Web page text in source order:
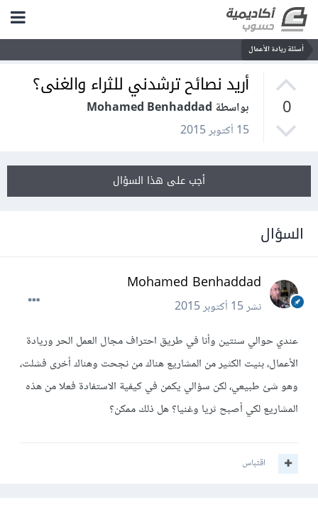
أسئلة ريادة الأعمال
0
أريد نصائح ترشدني للثراء والغنى؟
بواسطة Mohamed Benhaddad
15 أكتوبر 2015
أجب على هذا السؤال
السؤال
Mohamed Benhaddad
نشر15 أكتوبر 2015
عندي حوالي سنتين وأنا في طريق احتراف مجال العمل الحر وريادة
الأعمال، بنيت الكثير من المشاريع هناك من نجحت وهناك أخرى فشلت،
وهو شئ طبيعي، لكن سؤالي يكمن في كيفية الاستفادة فعلا من هذه
المشاريع لكي أصبح ثريا وغنيا؟ هل ذلك ممكن؟
اقتباس